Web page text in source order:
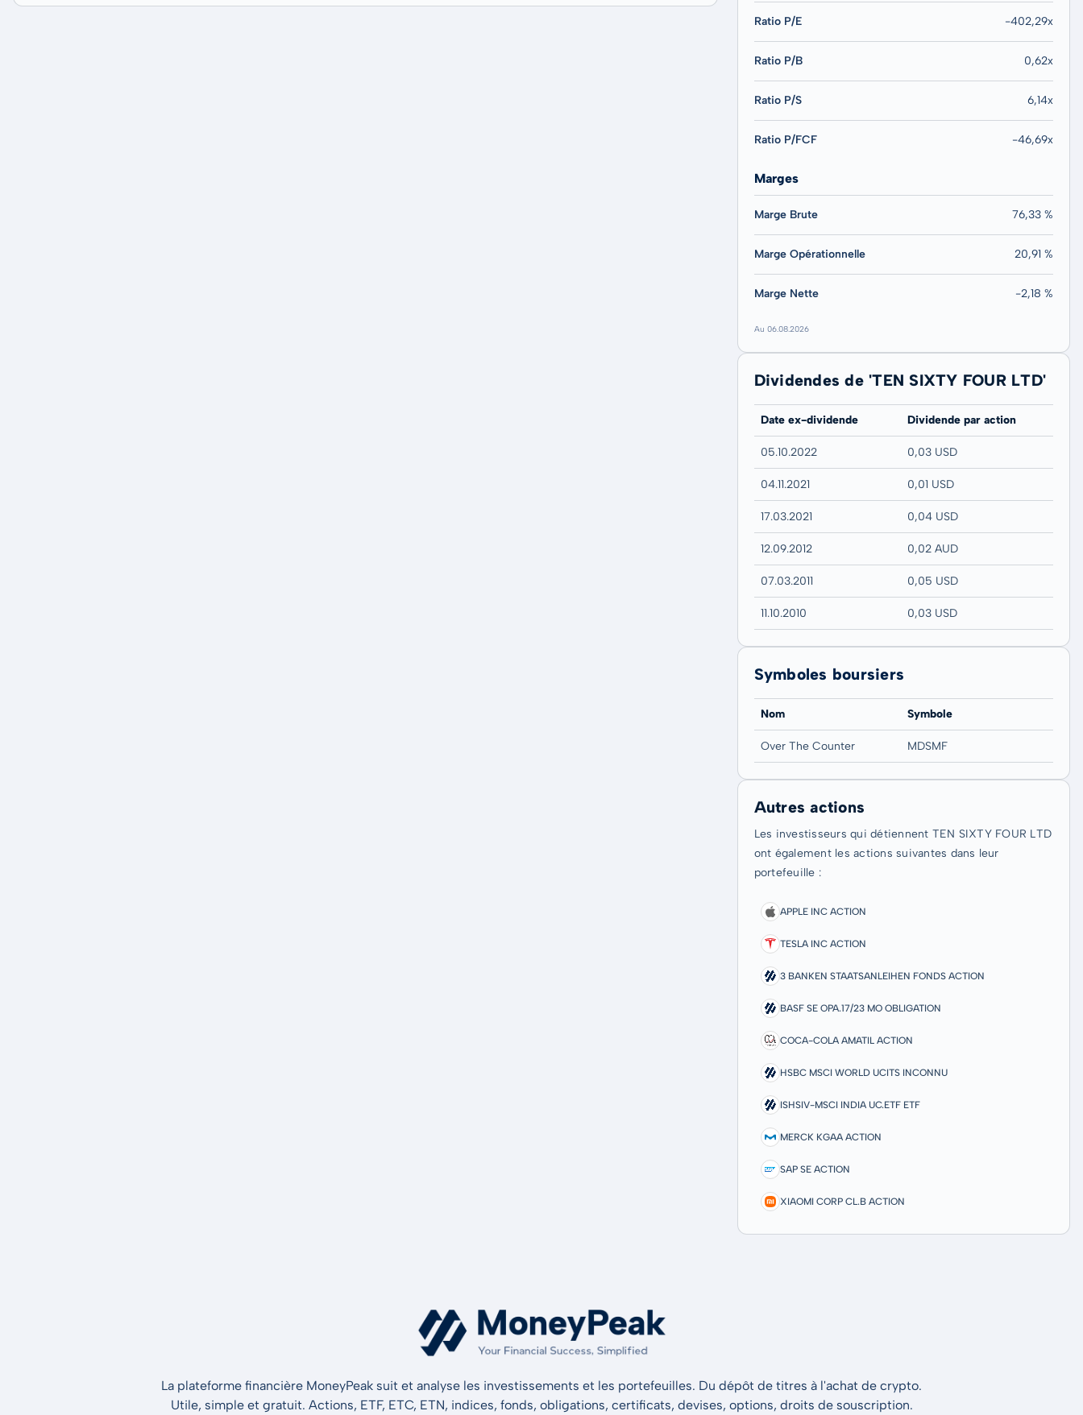
Ratio P/E -402,29x
Ratio P/B 0,62x
Ratio P/S 6,14x
Ratio P/FCF -46,69x
Marges
Marge Brute 76,33 %
Marge Opérationnelle 20,91 %
Marge Nette -2,18 %
Au 06.08.2026
Dividendes de 'TEN SIXTY FOUR LTD'
Date ex-dividende Dividende par action
05.10.2022 0,03 USD
04.11.2021 0,01 USD
17.03.2021 0,04 USD
12.09.2012 0,02 AUD
07.03.2011 0,05 USD
11.10.2010 0,03 USD
Symboles boursiers
Nom Symbole
Over The Counter MDSMF
Autres actions
Les investisseurs qui détiennent TEN SIXTY FOUR LTD
ont également les actions suivantes dans leur
portefeuille :
APPLE INC ACTION
TESLA INC ACTION
3 BANKEN STAATSANLEIHEN FONDS ACTION
BASF SE OPA.17/23 MO OBLIGATION
COCA-COLA AMATIL ACTION
HSBC MSCI WORLD UCITS INCONNU
ISHSIV-MSCI INDIA UC.ETF ETF
MERCK KGAA ACTION
SAP SE ACTION
XIAOMI CORP CL.B ACTION
La plateforme financière MoneyPeak suit et analyse les investissements et les portefeuilles. Du dépôt de titres à l'achat de crypto.
Utile, simple et gratuit. Actions, ETF, ETC, ETN, indices, fonds, obligations, certificats, devises, options, droits de souscription.